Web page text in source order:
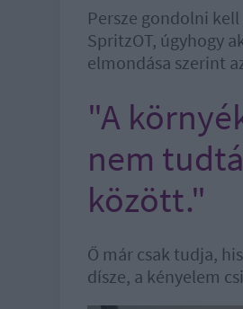
Persze gondolni
SpritzOT, úgyhogy
elmondása szerint
"A
nem
között."
Ő már csak tudja,
dísze, a kényelem